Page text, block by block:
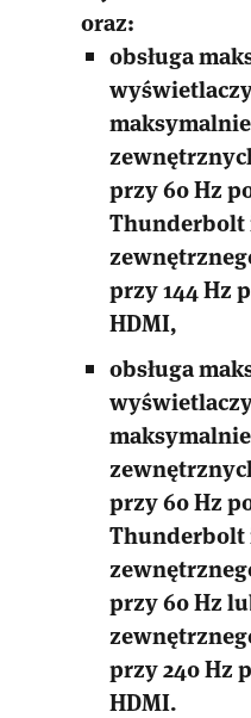
oraz:
obsługa
przy 60 Hz
Thunderbolt
przy 144 Hz
HDMI,
obsługa
przy 60 Hz
Thunderbolt
przy 60 Hz
przy 240 Hz
HDMI.